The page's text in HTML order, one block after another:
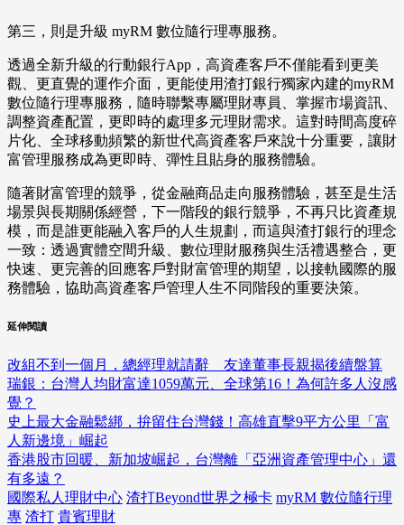
第三，則是升級 myRM 數位隨行理專服務。
透過全新升級的行動銀行App，高資產客戶不僅能看到更美
觀、更直覺的運作介面，更能使用渣打銀行獨家內建的myRM
數位隨行理專服務，隨時聯繫專屬理財專員、掌握市場資訊、
調整資產配置，更即時的處理多元理財需求。這對時間高度碎
片化、全球移動頻繁的新世代高資產客戶來說十分重要，讓財
富管理服務成為更即時、彈性且貼身的服務體驗。
隨著財富管理的競爭，從金融商品走向服務體驗，甚至是生活
場景與長期關係經營，下一階段的銀行競爭，不再只比資產規
模，而是誰更能融入客戶的人生規劃，而這與渣打銀行的理念
一致：透過實體空間升級、數位理財服務與生活禮遇整合，更
快速、更完善的回應客戶對財富管理的期望，以接軌國際的服
務體驗，協助高資產客戶管理人生不同階段的重要決策。
延伸閱讀
改組不到一個月，總經理就請辭 友達董事長親揭後續盤算
瑞銀：台灣人均財富達1059萬元、全球第16！為何許多人沒感
覺？
史上最大金融鬆綁，拚留住台灣錢！高雄直擊9平方公里「富
人新邊境」崛起
香港股市回暖、新加坡崛起，台灣離「亞洲資產管理中心」還
有多遠？
國際私人理財中心 渣打Beyond世界之極卡 myRM 數位隨行理
專 渣打 貴賓理財